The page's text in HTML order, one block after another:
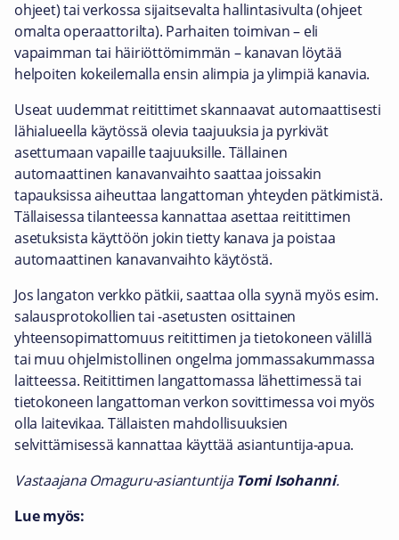
ohjeet) tai verkossa sijaitsevalta hallintasivulta (ohjeet
omalta operaattorilta). Parhaiten toimivan – eli
vapaimman tai häiriöttömimmän – kanavan löytää
helpoiten kokeilemalla ensin alimpia ja ylimpiä kanavia.
Useat uudemmat reitittimet skannaavat automaattisesti
lähialueella käytössä olevia taajuuksia ja pyrkivät
asettumaan vapaille taajuuksille. Tällainen
automaattinen kanavanvaihto saattaa joissakin
tapauksissa aiheuttaa langattoman yhteyden pätkimistä.
Tällaisessa tilanteessa kannattaa asettaa reitittimen
asetuksista käyttöön jokin tietty kanava ja poistaa
automaattinen kanavanvaihto käytöstä.
Jos langaton verkko pätkii, saattaa olla syynä myös esim.
salausprotokollien tai -asetusten osittainen
yhteensopimattomuus reitittimen ja tietokoneen välillä
tai muu ohjelmistollinen ongelma jommassakummassa
laitteessa. Reitittimen langattomassa lähettimessä tai
tietokoneen langattoman verkon sovittimessa voi myös
olla laitevikaa. Tällaisten mahdollisuuksien
selvittämisessä kannattaa käyttää asiantuntija-apua.
Vastaajana Omaguru-asiantuntijaTomi Isohanni.
Lue myös: